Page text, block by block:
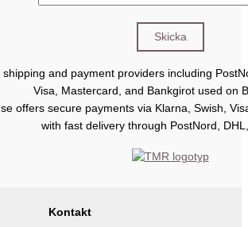
offers secure payments via Klarna, Swish,
with fast delivery through PostNord,
Kontakt